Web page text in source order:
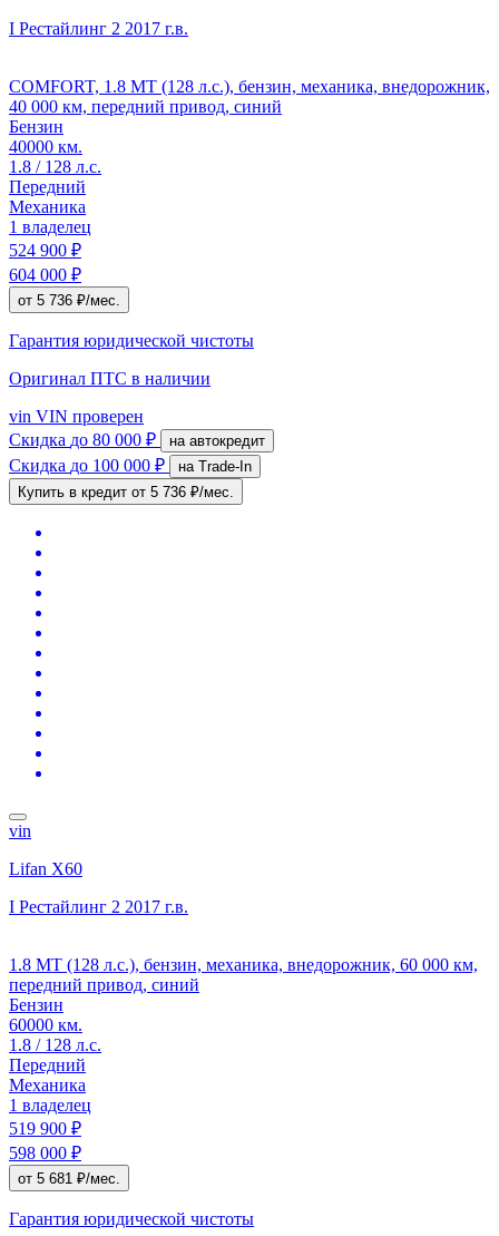
I Рестайлинг 2 2017 г.в.
COMFORT, 1.8 MT (128 л.с.), бензин, механика, внедорожник,
40 000 км, передний привод, синий
Бензин
40000 км.
1.8 / 128 л.с.
Передний
Механика
1 владелец
524 900 ₽
604 000 ₽
от 5 736 ₽/мес.
Гарантия юридической чистоты
Оригинал ПТС в наличии
vin VIN проверен
Скидка до 80 000 ₽ на автокредит
Скидка до 100 000 ₽
на Trade-In
Купить в кредит от 5 736 ₽/мес.
vin
Lifan X60
I Рестайлинг 2 2017 г.в.
1.8 MT (128 л.с.), бензин, механика, внедорожник, 60 000 км,
передний привод, синий
Бензин
60000 км.
1.8 / 128 л.с.
Передний
Механика
1 владелец
519 900 ₽
598 000 ₽
от 5 681 ₽/мес.
Гарантия юридической чистоты